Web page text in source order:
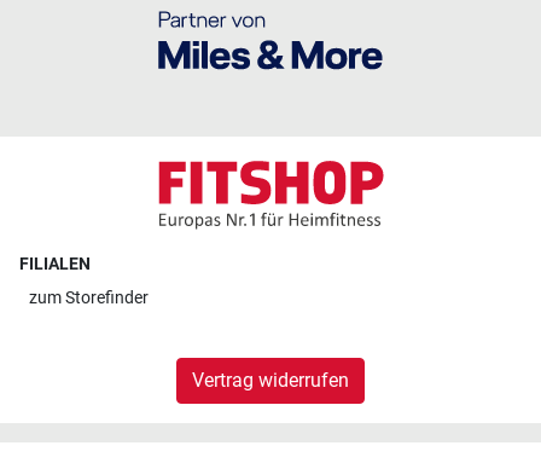
FILIALEN
zumStorefinder
Vertrag widerrufen